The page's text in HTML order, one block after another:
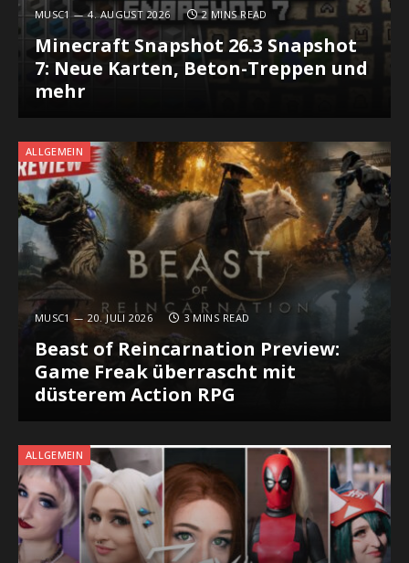
MUSC1 4. AUGUST 2026 2 MINS READ
Minecraft Snapshot 26.3 Snapshot
7: Neue Karten, Beton-Treppen und
mehr
ALLGEMEIN
MUSC1 20. JULI 2026 3 MINS READ
Beast of Reincarnation Preview:
Game Freak überrascht mit
düsterem Action RPG
ALLGEMEIN